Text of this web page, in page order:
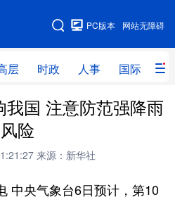
网站无障碍
PC版本
层 时政 人事 国际 财
站地图
时政 人事
全球连线
量子 体育
国 注意防范强降雨
风险
来源：新华社
央气象台6日预计，第10